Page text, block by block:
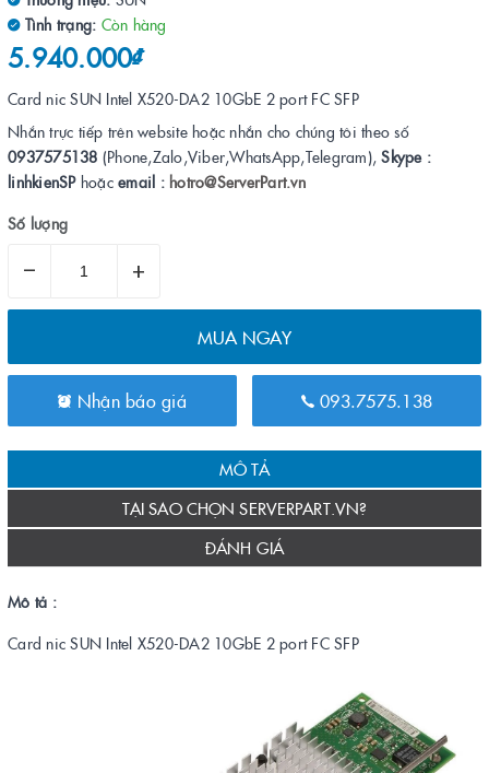
Tình trạng: Còn hàng
5.940.000₫
Card nic SUN Intel X520-DA2 10GbE 2 port FC SFP
Nhắn trực tiếp trên website hoặc nhắn cho chúng tôi theo số
0937575138 (Phone,Zalo,Viber,WhatsApp,Telegram),Skype :
linhkienSPhoặc email : hotro@ServerPart.vn
Số lượng
– +
MUA NGAY
Nhận báo giá 093.7575.138
MÔ TẢ
TẠI SAO CHỌN SERVERPART.VN?
ĐÁNH GIÁ
Mô tả :
Card nic SUN Intel X520-DA2 10GbE 2 port FC SFP